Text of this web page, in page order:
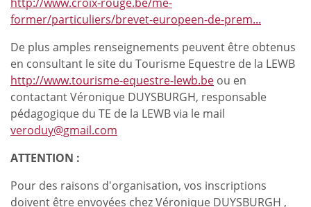
former/particuliers/brevet-europeen-de-prem...
De plus amples renseignements peuvent être obtenus
en consultant le site du Tourisme Equestre de la LEWB
http://www.tourisme-equestre-lewb.be ou en
contactant Véronique DUYSBURGH, responsable
pédagogique du TE de la LEWB via le mail
veroduy@gmail.com
ATTENTION :
Pour des raisons d'organisation, vos inscriptions
doivent être envoyées chez Véronique DUYSBURGH ,